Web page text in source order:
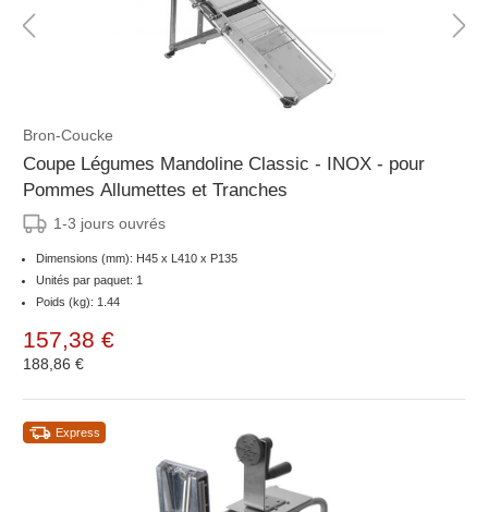
Bron-Coucke
Coupe Légumes Mandoline Classic - INOX - pour
Pommes Allumettes et Tranches
1-3 jours ouvrés
Dimensions (mm): H45 x L410 x P135
Unités par paquet: 1
Poids (kg): 1.44
157,38 €
188,86 €
Express